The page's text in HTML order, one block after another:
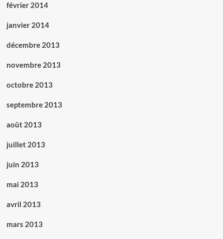
février 2014
janvier 2014
décembre 2013
novembre 2013
octobre 2013
septembre 2013
août 2013
juillet 2013
juin 2013
mai 2013
avril 2013
mars 2013